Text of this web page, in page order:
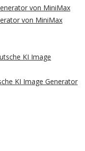
von MiniMax
KI Image Generator